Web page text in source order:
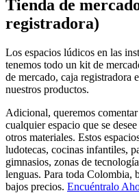
Tienda de
registradora)
Los espacios lúdicos en las
tenemos todo un kit de
de mercado, caja registradora
nuestros productos.
Adicional, queremos
cualquier espacio que se
otros materiales. Estos
ludotecas, cocinas infantiles,
gimnasios, zonas de
lenguas. Para toda Colombia,
bajos precios. Encuéntralo